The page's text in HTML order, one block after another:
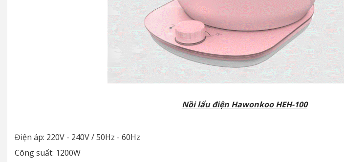
Nồi lẩu điện Hawonkoo HEH-100
Điện áp: 220V - 240V / 50Hz - 60Hz
Công suất: 1200W